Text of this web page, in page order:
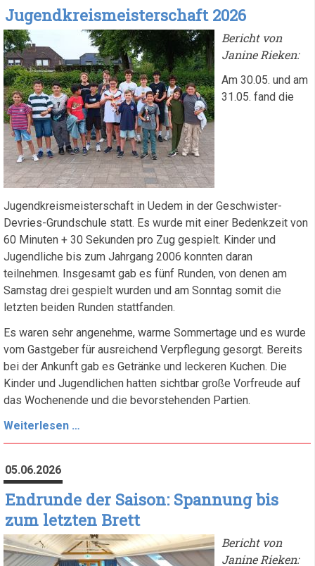
2026
in
Kleve
Jugendkreismeisterschaft 2026
Bericht von
Janine Rieken:
Am 30.05. und am
31.05. fand die
Jugendkreismeisterschaft in Uedem in der Geschwister-
Devries-Grundschule statt. Es wurde mit einer Bedenkzeit von
60 Minuten + 30 Sekunden pro Zug gespielt. Kinder und
Jugendliche bis zum Jahrgang 2006 konnten daran
teilnehmen. Insgesamt gab es fünf Runden, von denen am
Samstag drei gespielt wurden und am Sonntag somit die
letzten beiden Runden stattfanden.
Es waren sehr angenehme, warme Sommertage und es wurde
vom Gastgeber für ausreichend Verpflegung gesorgt. Bereits
bei der Ankunft gab es Getränke und leckeren Kuchen. Die
Kinder und Jugendlichen hatten sichtbar große Vorfreude auf
das Wochenende und die bevorstehenden Partien.
Weiterlesen …
2026
05.06.2026
Endrunde der Saison: Spannung bis
zum letzten Brett
Bericht von
Janine Rieken: